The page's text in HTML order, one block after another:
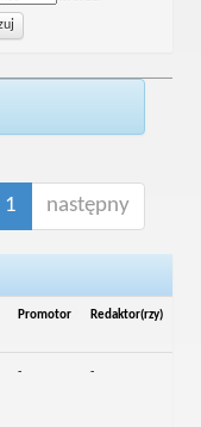
1 następny
Promotor Redaktor(rzy)
- -